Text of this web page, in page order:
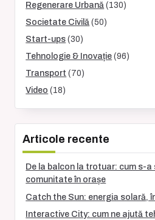
Regenerare Urbană (130)
Societate Civilă (50)
Start-ups (30)
Tehnologie & Inovație (96)
Transport (70)
Video (18)
Articole recente
De la balcon la trotuar: cum s-
comunitate în orașe
Catch the Sun: energia solară,
Interactive City: cum ne ajută